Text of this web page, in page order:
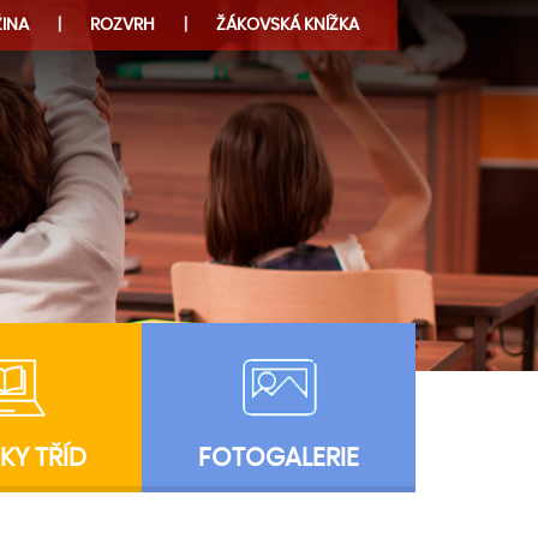
ŽÁKOVSKÁ KNÍŽKA
ROZVRH
TŘÍD FOTOGALERIE